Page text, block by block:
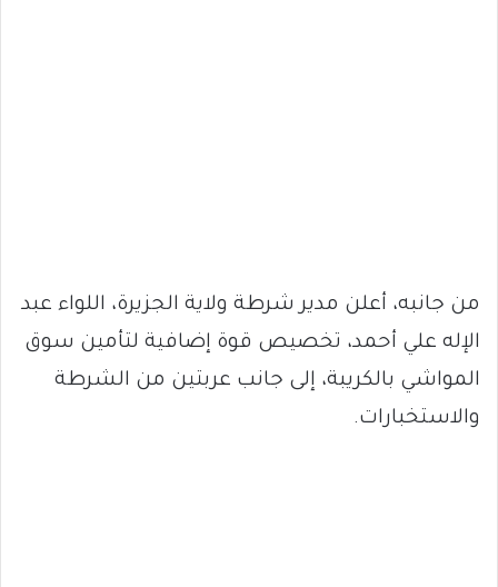
من جانبه، أعلن مدير شرطة ولاية الجزيرة، اللواء عبد
الإله علي أحمد، تخصيص قوة إضافية لتأمين سوق
المواشي بالكريبة، إلى جانب عربتين من الشرطة
والاستخبارات.